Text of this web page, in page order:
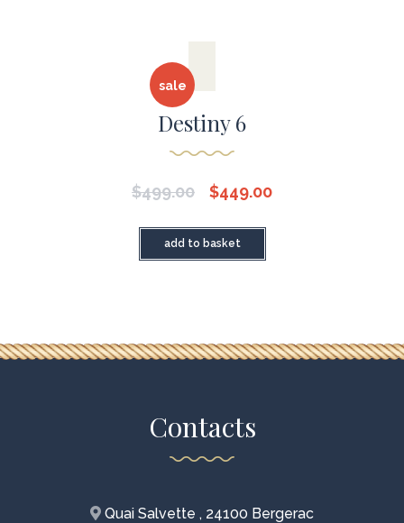
sale
Destiny 6
$499.00 $449.00
add to basket
Contacts
Quai Salvette , 24100 Bergerac